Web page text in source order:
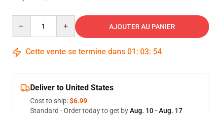
AJOUTER AU PANIER
Cette vente se termine dans 01 : 03: 54
Deliver to United States
Cost to ship:$6.99
Standard - Order today to get byAug. 10 - Aug. 17